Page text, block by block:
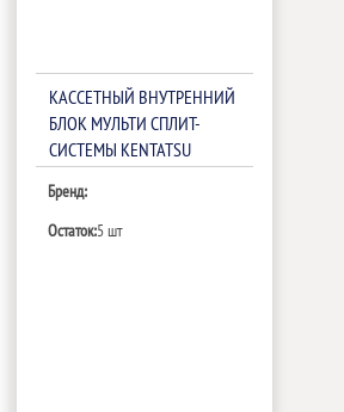
КАССЕТНЫЙ ВНУТРЕННИЙ
БЛОК МУЛЬТИ СПЛИТ-
СИСТЕМЫ KENTATSU
Бренд:
Остаток:5 шт